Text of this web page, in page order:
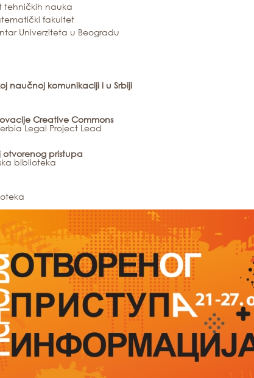
tehničkih nauka
fakultet
Univerziteta u Beogradu
naučnoj komunikaciji i u Srbiji
Creative Commons
Legal Project Lead
otvorenog pristupa
biblioteka